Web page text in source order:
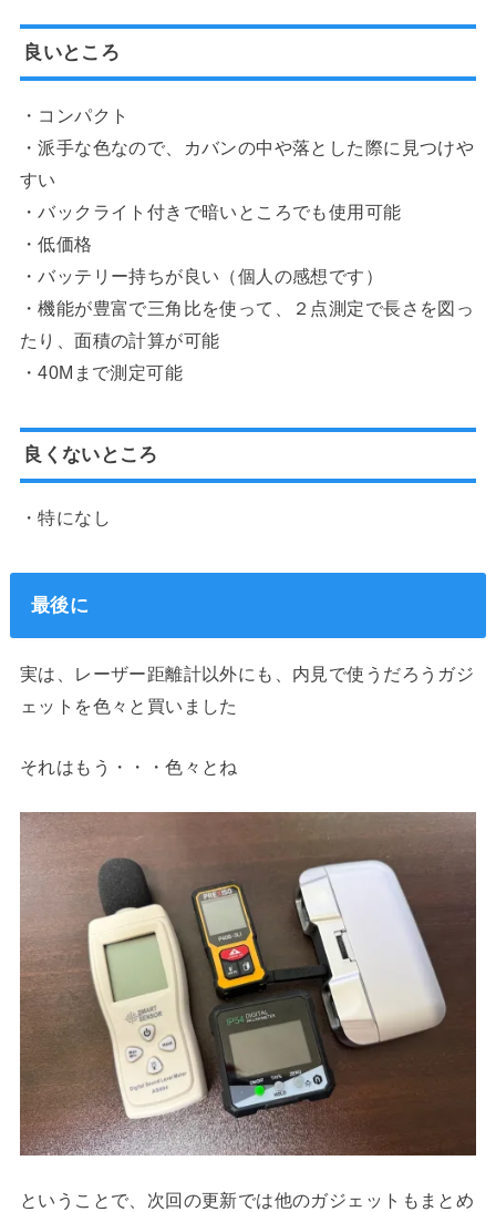
良いところ
・コンパクト
・派手な色なので、カバンの中や落とした際に見つけや
すい
・バックライト付きで暗いところでも使用可能
・低価格
・バッテリー持ちが良い（個人の感想です）
・機能が豊富で三角比を使って、２点測定で長さを図っ
たり、面積の計算が可能
・40Mまで測定可能
良くないところ
・特になし
最後に
実は、レーザー距離計以外にも、内見で使うだろうガジ
ェットを色々と買いました
それはもう・・・色々とね
ということで、次回の更新では他のガジェットもまとめ